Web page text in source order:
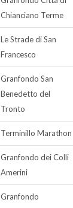
Chianciano Terme
Le Strade di San
Francesco
Granfondo San
Benedetto del
Tronto
Terminillo Marathon
Granfondo dei Colli
Amerini
Granfondo